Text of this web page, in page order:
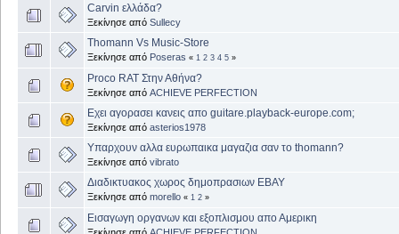
Carvin ελλάδα?
Ξεκίνησε από Sullecy
Thomann Vs Music-Store
Ξεκίνησε από Poseras « 1 2 3 4 5 »
Proco RAT Στην Αθήνα?
Ξεκίνησε από ACHIEVE PERFECTION
Εχει αγορασει κανεις απο guitare.playback-europe.com;
Ξεκίνησε από asterios1978
Υπαρχουν αλλα ευρωπαικα μαγαζια σαν το thomann?
Ξεκίνησε από vibrato
Διαδικτυακος χωρος δημοπρασιων EBAY
Ξεκίνησε από morello « 1 2 »
Εισαγωγη οργανων και εξοπλισμου απο Αμερικη
Ξεκίνησε από ACHIEVE PERFECTION